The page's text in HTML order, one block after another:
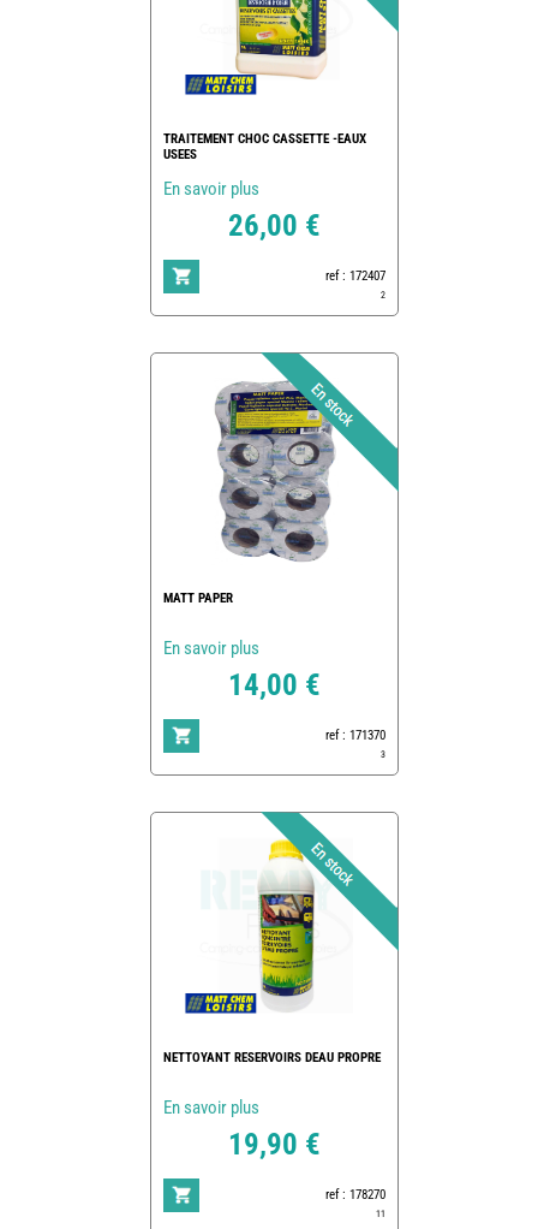
TRAITEMENT CHOC CASSETTE -EAUX
USEES
En savoir plus
26,00 €
ref : 172407
2
MATT PAPER
En savoir plus
14,00 €
ref : 171370
3
NETTOYANT RESERVOIRS DEAU PROPRE
En savoir plus
19,90 €
ref : 178270
11